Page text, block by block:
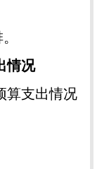
情况
支出情况